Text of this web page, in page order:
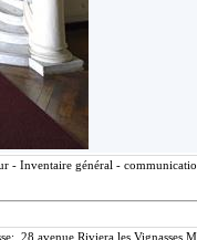
- Inventaire général -
28 avenue Riviera les Vignasses